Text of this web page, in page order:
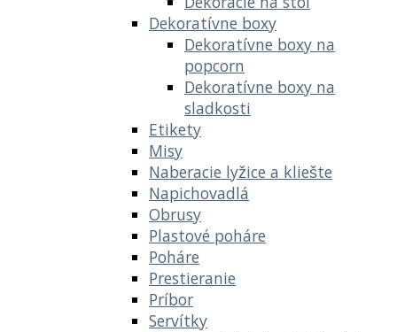
Dekoratívne boxy
Dekoratívne boxy na
popcorn
Dekoratívne boxy na
sladkosti
Etikety
Misy
Naberacie lyžice a kliešte
Napichovadlá
Obrusy
Plastové poháre
Poháre
Prestieranie
Príbor
Servítky